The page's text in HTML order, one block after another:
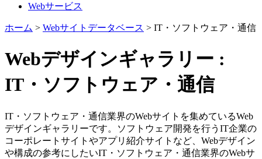
Webサービス
ホーム > Webサイトデータベース > IT・ソフトウェア・通信
Webデザインギャラリー :
IT・ソフトウェア・通信
IT・ソフトウェア・通信業界のWebサイトを集めているWeb
デザインギャラリーです。ソフトウェア開発を行うIT企業の
コーポレートサイトやアプリ紹介サイトなど、Webデザイン
や構成の参考にしたいIT・ソフトウェア・通信業界のWebサ